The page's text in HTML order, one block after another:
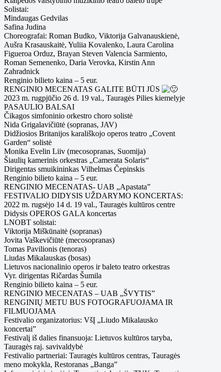
Solistai:
Mindaugas Gedvilas
Safina Judina
Choreografai: Roman Budko, Viktorija Galvanauskienė,
Aušra Krasauskaitė, Yuliia Kovalenko, Laura Carolina
Figueroa Orduz, Brayan Steven Valencia Sarmiento,
Roman Semenenko, Daria Verovka, Kirstin Ann
Zahradnick
Renginio bilieto kaina – 5 eur.
RENGINIO MECENATAS GALITE BŪTI JŪS
2023 m. rugpjūčio 26 d. 19 val., Tauragės Pilies kiemelyje
PASAULIO BALSAI
Čikagos simfoninio orkestro choro solistė
Nida Grigalavičiūtė (sopranas, JAV)
Didžiosios Britanijos karališkojo operos teatro „Covent
Garden“ solistė
Monika Evelin Liiv (mecosopranas, Suomija)
Šiaulių kamerinis orkestras „Camerata Solaris“
Dirigentas smuikininkas Vilhelmas Čepinskis
Renginio bilieto kaina – 5 eur.
RENGINIO MECENATAS- UAB „Apastata”
FESTIVALIO DIDYSIS UŽDARYMO KONCERTAS:
2022 m. rugsėjo 14 d. 19 val., Tauragės kultūros centre
Didysis OPEROS GALA koncertas
LNOBT solistai:
Viktorija Miškūnaitė (sopranas)
Jovita Vaškevičiūtė (mecosopranas)
Tomas Pavilionis (tenoras)
Liudas Mikalauskas (bosas)
Lietuvos nacionalinio operos ir baleto teatro orkestras
Vyr. dirigentas Ričardas Šumila
Renginio bilieto kaina – 5 eur.
RENGINIO MECENATAS – UAB „ŠVYTIS”
RENGINIŲ METU BUS FOTOGRAFUOJAMA IR
FILMUOJAMA
Festivalio organizatorius: VšĮ „Liudo Mikalausko
koncertai”
Festivalį iš dalies finansuoja: Lietuvos kultūros taryba,
Tauragės raj. savivaldybė
Festivalio partneriai: Tauragės kultūros centras, Tauragės
meno mokykla, Restoranas „Banga”